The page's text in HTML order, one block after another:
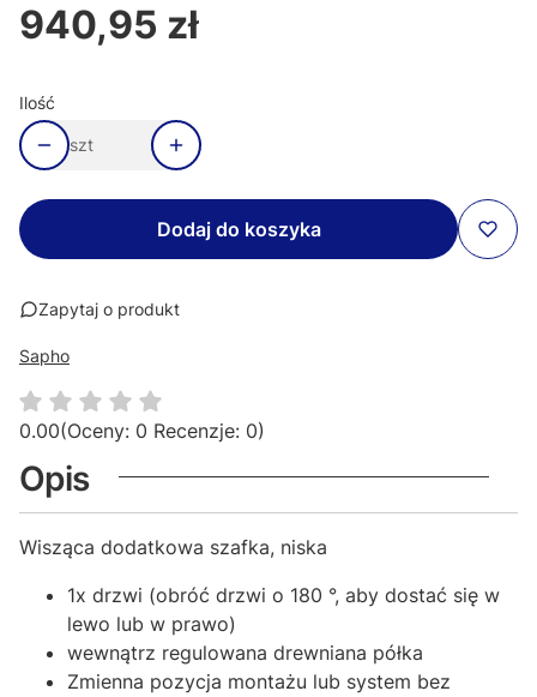
Cena
940,95 zł
Ilość
szt
Dodaj do koszyka
Zapytaj o produkt
Sapho
0.00(Oceny: 0 Recenzje: 0)
Opis
Wisząca dodatkowa szafka, niska
1x drzwi (obróć drzwi o 180 °, aby dostać się w
lewo lub w prawo)
wewnątrz regulowana drewniana półka
Zmienna pozycja montażu lub system bez